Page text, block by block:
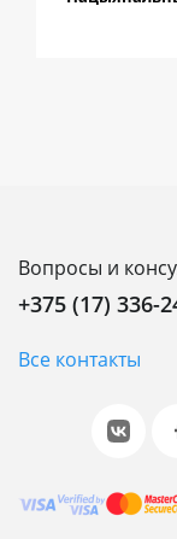
Вопросы и
+375 (17) 336-
Все контакты